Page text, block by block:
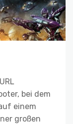
bei dem
einem
großen